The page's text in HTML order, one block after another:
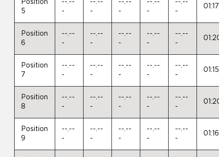
Position
5
--.--
-
--.--
-
--.--
-
--.--
-
--.--
-
Position
6
--.--
-
--.--
-
--.--
-
--.--
-
--.--
-
Position
7
--.--
-
--.--
-
--.--
-
--.--
-
--.--
-
Position
8
--.--
-
--.--
-
--.--
-
--.--
-
--.--
-
Position
9
--.--
-
--.--
-
--.--
-
--.--
-
--.--
-